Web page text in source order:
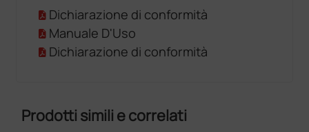
Dichiarazione di conformità
Manuale D'Uso
Dichiarazione di conformità
Prodotti simili e correlati